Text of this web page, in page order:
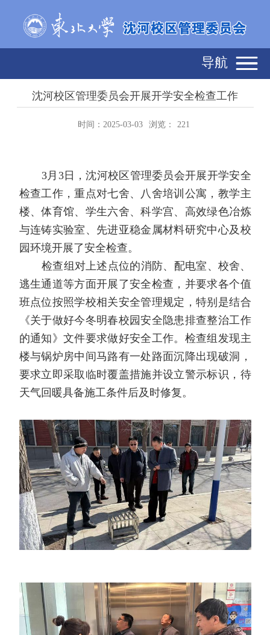
导航
沈河校区管理委员会开展开学安全检查工作
时间：2025-03-03 浏览： 221
3月 3日，沈河校区管理委员会开展开学安全
检查工作，重点对七舍、八舍培训公寓，教学主
楼、体育馆、学生六舍、科学宫、高效绿色冶炼
与连铸实验室、先进亚稳金属材料研究中心及校
园环境开展了安全检查。
检查组对上述点位的消防、配电室、校舍、
逃生通道等方面开展了安全检查，并要求各个值
班点位按照学校相关安全管理规定，特别是结合
《关于做好今冬明春校园安全隐患排查整治工作
的通知》文件要求做好安全工作。检查组发现主
楼与锅炉房中间马路有一处路面沉降出现破洞，
要求立即采取临时覆盖措施并设立警示标识，待
天气回暖具备施工条件后及时修复。